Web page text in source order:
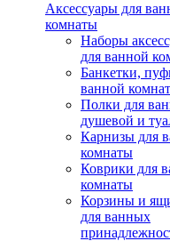
Аксессуары для
комнаты
Наборы
для ванной
Банкетки,
ванной
Полки для
душевой и
Карнизы для
комнаты
Коврики для
комнаты
Корзины и
для ванных